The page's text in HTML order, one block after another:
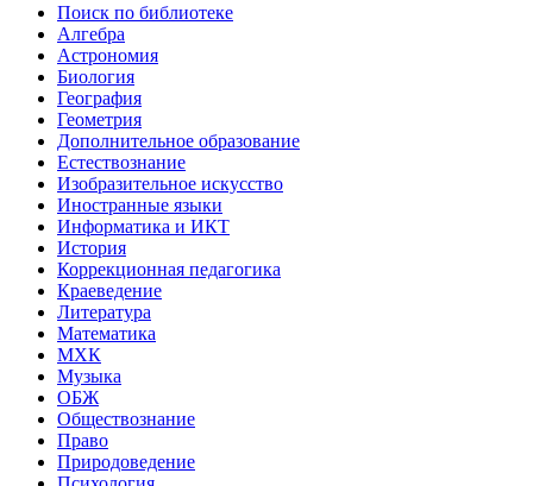
Поиск по библиотеке
Алгебра
Астрономия
Биология
География
Геометрия
Дополнительное образование
Естествознание
Изобразительное искусство
Иностранные языки
Информатика и ИКТ
История
Коррекционная педагогика
Краеведение
Литература
Математика
МХК
Музыка
ОБЖ
Обществознание
Право
Природоведение